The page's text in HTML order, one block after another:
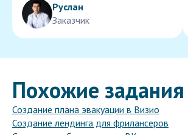
Руслан
Заказчик
Похожие задания
Создание плана эвакуации в Визио
Создание лендинга для фрилансеров